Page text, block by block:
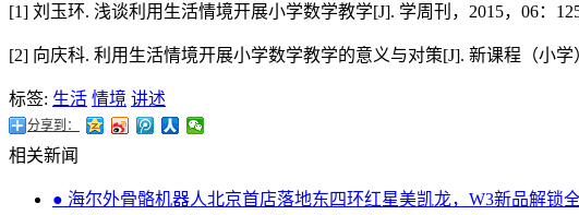
[1] 刘玉环. 浅谈利用生活情境开展小学数学教学[J]. 学周刊，2015，06：
[2] 向庆科. 利用生活情境开展小学数学教学的意义与对策[J]. 新课程（小学
标签: 生活 情境 讲述
分享到：
相关新闻
● 海尔外骨骼机器人北京首店落地东四环红星美凯龙，W3新品解锁